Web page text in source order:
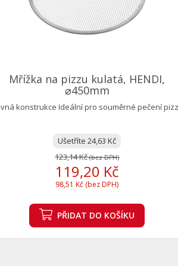
Mřížka na pizzu kulatá, HENDI,
⌀450mm
konstrukce Ideální pro souměrné pečení
Ušetříte 24,63 Kč
123,14 Kč(bez DPH)
119,20 Kč
98,51 Kč (bez DPH)
PŘIDAT DO KOŠÍKU